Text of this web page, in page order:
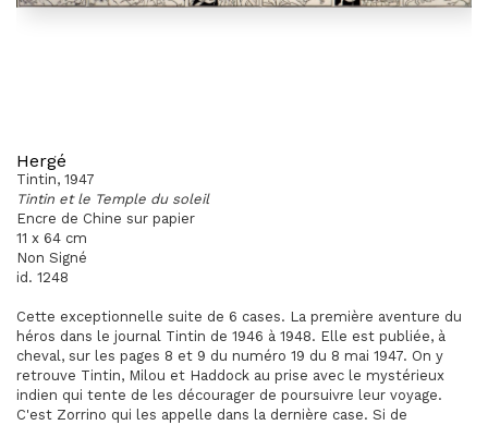
Hergé
Tintin, 1947
Tintin et le Temple du soleil
Encre de Chine sur papier
11 x 64 cm
Non Signé
id. 1248
Cette exceptionnelle suite de 6 cases. La première aventure du
héros dans le journal Tintin de 1946 à 1948. Elle est publiée, à
cheval, sur les pages 8 et 9 du numéro 19 du 8 mai 1947. On y
retrouve Tintin, Milou et Haddock au prise avec le mystérieux
indien qui tente de les décourager de poursuivre leur voyage.
C'est Zorrino qui les appelle dans la dernière case. Si de